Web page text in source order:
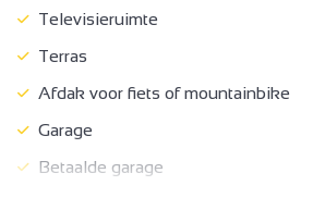
Televisieruimte
Terras
Afdak voor fiets of mountainbike
Garage
Betaalde garage